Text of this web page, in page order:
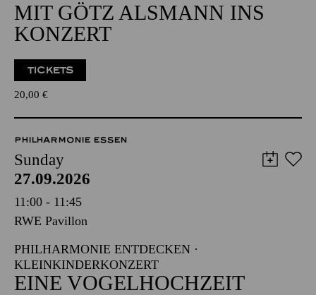
MIT GÖTZ ALSMANN INS
KONZERT
TICKETS
20,00 €
PHILHARMONIE ESSEN
Sunday
27.09.2026
11:00 - 11:45
RWE Pavillon
PHILHARMONIE ENTDECKEN ·
KLEINKINDERKONZERT
EINE VOGELHOCHZEIT